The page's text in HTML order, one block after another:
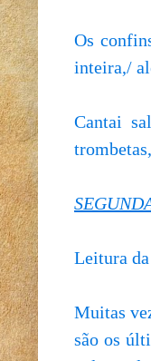
Os
inteira,/
Cantai
Leitura
Muitas
são os